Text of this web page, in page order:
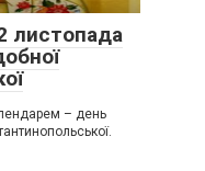
листопада
– день